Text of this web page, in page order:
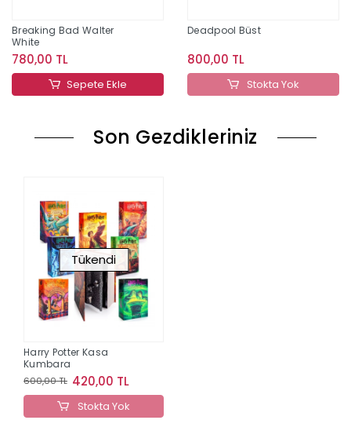
Breaking Bad Walter
White
780,00 TL
Sepete Ekle
Deadpool Büst
800,00 TL
Stokta Yok
Son Gezdikleriniz
Tükendi
Harry Potter Kasa
Kumbara
600,00 TL 420,00 TL
Stokta Yok